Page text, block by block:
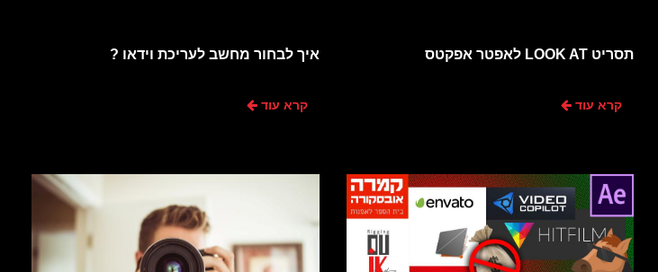
תסריט LOOK AT לאפטר אפקטס
קרא עוד
איך לבחור מחשב לעריכת וידאו ?
קרא עוד